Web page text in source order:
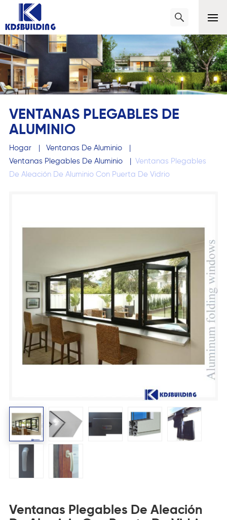
VENTANAS PLEGABLES DE
ALUMINIO
Hogar | Ventanas De Aluminio
|
Ventanas Plegables De Aluminio
| Ventanas Plegables
De Aleación De Aluminio Con Puerta De Vidrio
Ventanas Plegables De Aleación